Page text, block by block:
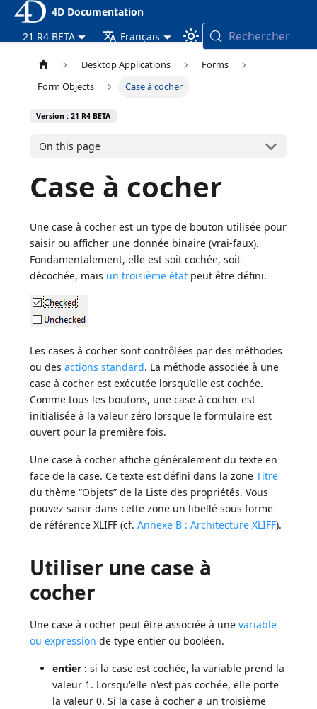
4D Documentation
21 R4 BETA
Français Rechercher
Desktop Applications
Forms
Form Objects
Case à cocher
Version : 21 R4 BETA
On this page
Case à cocher
Une case à cocher est un type de bouton utilisée pour
saisir ou afficher une donnée binaire (vrai-faux).
Fondamentalement, elle est soit cochée, soit
décochée, mais un troisième état peut être défini.
Les cases à cocher sont contrôlées par des méthodes
ou desactions standard. La méthode associée à une
case à cocher est exécutée lorsqu’elle est cochée.
Comme tous les boutons, une case à cocher est
initialisée à la valeur zéro lorsque le formulaire est
ouvert pour la première fois.
Une case à cocher affiche généralement du texte en
face de la case. Ce texte est défini dans la zoneTitre
du thème “Objets” de la Liste des propriétés. Vous
pouvez saisir dans cette zone un libellé sous forme
de référence XLIFF (cf.Annexe B : Architecture XLIFF).
Utiliser une case à
cocher
Une case à cocher peut être associée à unevariable
ou expression de type entier ou booléen.
entier : si la case est cochée, la variable prend la
valeur 1. Lorsqu'elle n'est pas cochée, elle porte
la valeur 0. Si la case à cocher a un troisième